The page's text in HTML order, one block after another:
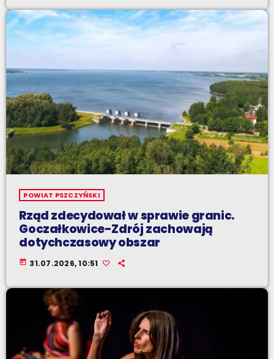
POWIAT PSZCZYŃSKI
Rząd zdecydował w sprawie granic.
Goczałkowice-Zdrój zachowają
dotychczasowy obszar
today 31.07.2026, 10:51